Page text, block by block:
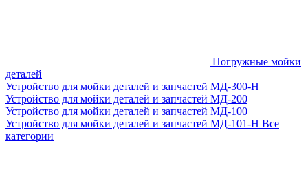
Погружные мойки
деталей
Устройство для мойки деталей и запчастей МД-300-H
Устройство для мойки деталей и запчастей МД-200
Устройство для мойки деталей и запчастей МД-100
Устройство для мойки деталей и запчастей МД-101-Н Все
категории